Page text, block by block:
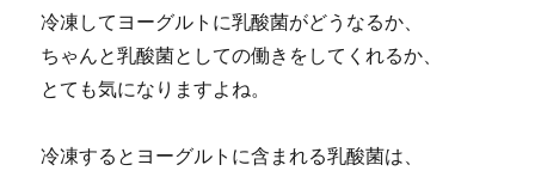
冷凍してヨーグルトに乳酸菌がどうなるか、
ちゃんと乳酸菌としての働きをしてくれるか、
とても気になりますよね。
冷凍するとヨーグルトに含まれる乳酸菌は、